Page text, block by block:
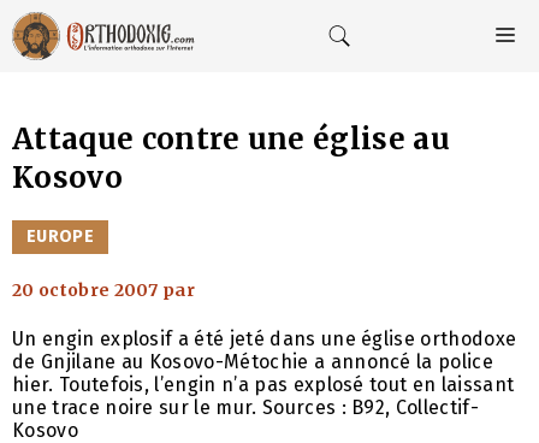
Aller
au
contenu
Attaque contre une église au
Kosovo
CATÉGORIES
EUROPE
20 octobre 2007 par
Un engin explosif a été jeté dans une église orthodoxe
de Gnjilane au Kosovo-Métochie a annoncé la police
hier. Toutefois, l’engin n’a pas explosé tout en laissant
une trace noire sur le mur. Sources : B92, Collectif-
Kosovo